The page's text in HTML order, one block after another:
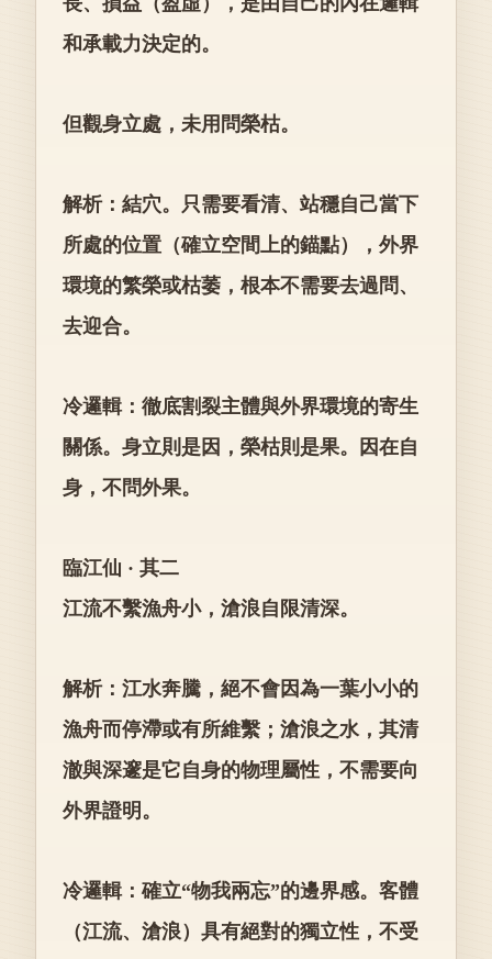
和承載力決定的。
但觀身立處，未用問榮枯。
解析：結穴。只需要看清、站穩自己當下
所處的位置（確立空間上的錨點），外界
環境的繁榮或枯萎，根本不需要去過問、
去迎合。
冷邏輯：徹底割裂主體與外界環境的寄生
關係。身立則是因，榮枯則是果。因在自
身，不問外果。
臨江仙 · 其二
江流不繫漁舟小，滄浪自限清深。
解析：江水奔騰，絕不會因為一葉小小的
漁舟而停滯或有所維繫；滄浪之水，其清
澈與深邃是它自身的物理屬性，不需要向
外界證明。
冷邏輯：確立“物我兩忘”的邊界感。客體
（江流、滄浪）具有絕對的獨立性，不受